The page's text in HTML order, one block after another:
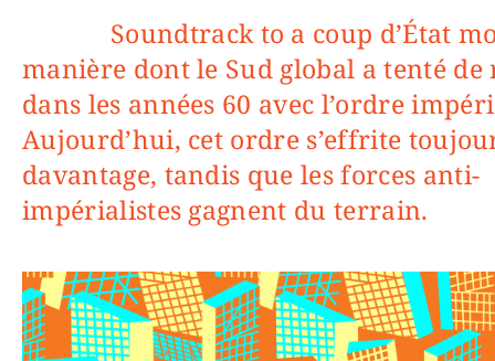
Soundtrack to a coup d’État montre la
manière dont le Sud global a tenté
dans les années 60 avec l’ordre
Aujourd’hui, cet ordre s’effrite
davantage, tandis que les forces anti-
impérialistes gagnent du terrain.